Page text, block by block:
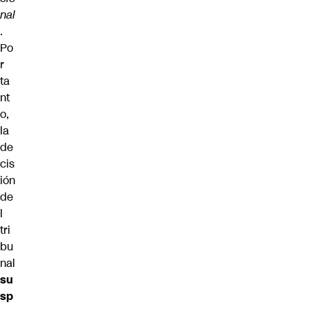
nal
.
Po
r
ta
nt
o,
la
de
cis
ión
de
l
tri
bu
nal
su
sp